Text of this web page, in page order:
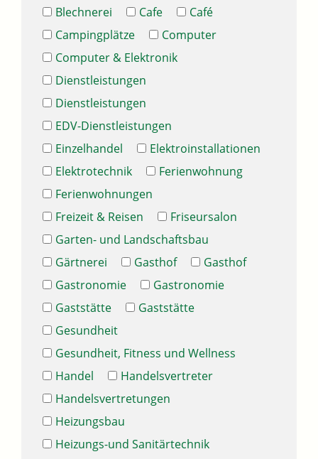
Blechnerei
Cafe
Café
Campingplätze
Computer
Computer & Elektronik
Dienstleistungen
Dienstleistungen
EDV-Dienstleistungen
Einzelhandel
Elektroinstallationen
Elektrotechnik
Ferienwohnung
Ferienwohnungen
Freizeit & Reisen
Friseursalon
Garten- und Landschaftsbau
Gärtnerei
Gasthof
Gasthof
Gastronomie
Gastronomie
Gaststätte
Gaststätte
Gesundheit
Gesundheit, Fitness und Wellness
Handel
Handelsvertreter
Handelsvertretungen
Heizungsbau
Heizungs-und Sanitärtechnik